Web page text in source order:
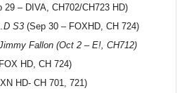
29 – DIVA, CH702/CH723 HD)
S3(Sep 30 – FOXHD, CH 724)
Fallon (Oct 2 – E!, CH712)
HD, CH 724)
HD- CH 701, 721)